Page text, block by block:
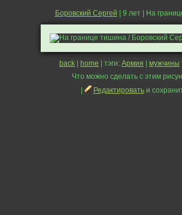
Боровский Сергей | 9 лет | На
back home | тэги: Армия мужчины
Что можно сделать с этим
Редактироватьи